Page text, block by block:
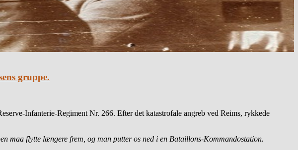
gruppe.
Infanterie-Regiment Nr. 266. Efter det katastrofale angreb ved Reims, rykkede
maa flytte længere frem, og man putter os ned i en Bataillons-Kommandostation.